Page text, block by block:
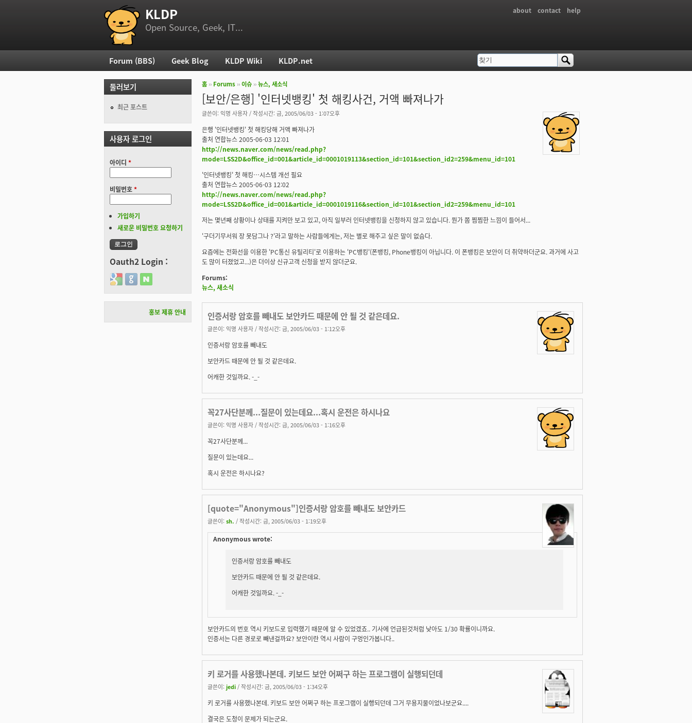
부 메뉴
about contact help
KLDP
Open Source, Geek, IT...
현재 위치
홈 ›› Forums ››이슈 ››뉴스, 새소식
[보안/은행] '인터넷뱅킹' 첫 해킹사건, 거액 빠져나가
글쓴이: 익명 사용자 / 작성시간: 금, 2005/06/03 - 1:07오후
은행 '인터넷뱅킹' 첫 해킹당해 거액 빠져나가
출처 연합뉴스 2005-06-03 12:01
http://news.naver.com/news/read.php?
mode=LSS2D&office_id=001&article_id=0001019113&section_id=101&section_id2=259&menu_id=101
'인터넷뱅킹' 첫 해킹…시스템 개선 필요
출처 연합뉴스 2005-06-03 12:02
http://news.naver.com/news/read.php?
mode=LSS2D&office_id=001&article_id=0001019116&section_id=101&section_id2=259&menu_id=101
저는 몇년째 상황이나 상태를 지켜만 보고 있고, 아직 일부러 인터넷뱅킹을 신청하지 않고 있습니다. 뭔가 쫌 찜찜한 느낌이 들어서...
'구더기무서워 장 못담그나 ?'라고 말하는 사람들에게는, 저는 별로 해주고 싶은 말이 없슴다.
요즘에는 전화선을 이용한 'PC통신 유틸리티'로 이용하는 'PC뱅킹'(폰뱅킹, Phone뱅킹이 아닙니다. 이 폰뱅킹은 보안이 더 취약하더군요. 과거에 사고
도 많이 터졌었고...)은 더이상 신규고객 신청을 받지 않더군요.
Forums:
뉴스, 새소식
인증서랑 암호를 빼내도 보안카드 때문에 안 될 것 같은데요.
글쓴이: 익명 사용자 / 작성시간: 금, 2005/06/03 - 1:12오후
인증서랑 암호를 빼내도
보안카드 때문에 안 될 것 같은데요.
어캐한 것일까요. -_-
꼭27사단분께...질문이 있는데요...혹시 운전은 하시나요
글쓴이: 익명 사용자 / 작성시간: 금, 2005/06/03 - 1:16오후
꼭27사단분께...
질문이 있는데요...
혹시 운전은 하시나요?
[quote="Anonymous"]인증서랑 암호를 빼내도 보안카드
글쓴이: sh. / 작성시간: 금, 2005/06/03 - 1:19오후
Anonymous wrote:
인증서랑 암호를 빼내도
보안카드 때문에 안 될 것 같은데요.
어캐한 것일까요. -_-
보안카드의 번호 역시 키보드로 입력했기 때문에 알 수 있었겠죠.. 기사에 언급된것처럼 낮아도 1/30 확률이니까요.
인증서는 다른 경로로 빼낸걸까요? 보안이란 역시 사람이 구멍인가봅니다..
키 로거를 사용했나본데. 키보드 보안 어쩌구 하는 프로그램이 실행되던데
글쓴이: jedi / 작성시간: 금, 2005/06/03 - 1:34오후
키 로거를 사용했나본데. 키보드 보안 어쩌구 하는 프로그램이 실행되던데 그거 무용지물이었나보군요....
결국은 도청이 문제가 되는군요.
주 메뉴
Forum (BBS) Geek Blog KLDP Wiki KLDP.net 검색 폼
찾기
둘러보기
최근 포스트
사용자 로그인
아이디 *
비밀번호*
가입하기
새로운 비밀번호 요청하기
Oauth2 Login :
Login with Google
Login with GitHub
Login with Naver
홍보 제휴 안내